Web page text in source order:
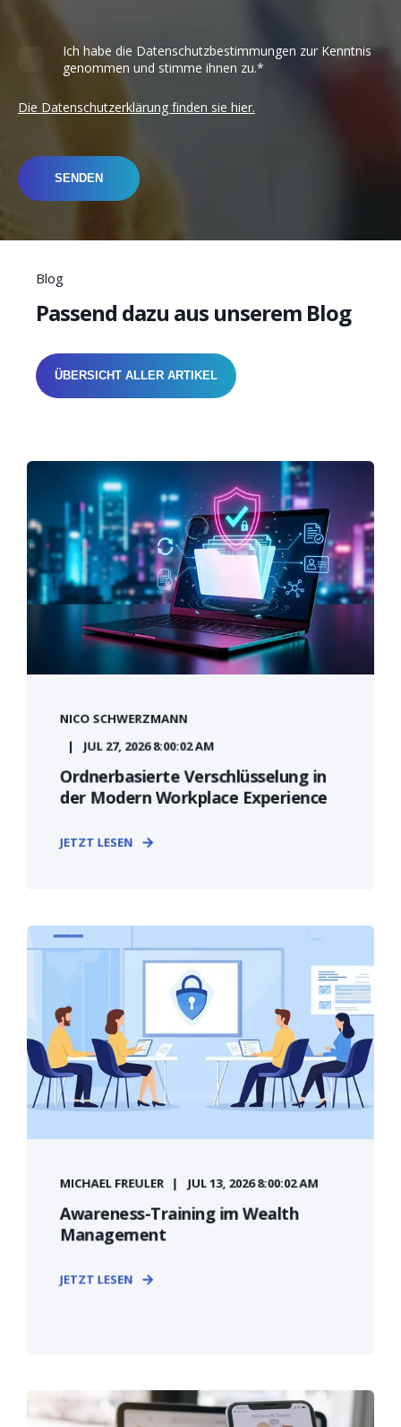
Ich habe die Datenschutzbestimmungen zur Kenntnis
genommen und stimme ihnen zu.*
Die Datenschutzerklärung finden sie hier.
Blog
Passend dazu aus unserem Blog
ÜBERSICHT ALLER ARTIKEL
NICO SCHWERZMANN
JUL 27, 2026 8:00:02 AM
Ordnerbasierte Verschlüsselung in
der Modern Workplace Experience
JETZT LESEN
MICHAEL FREULER JUL 13, 2026 8:00:02 AM
Awareness-Training im Wealth
Management
JETZT LESEN